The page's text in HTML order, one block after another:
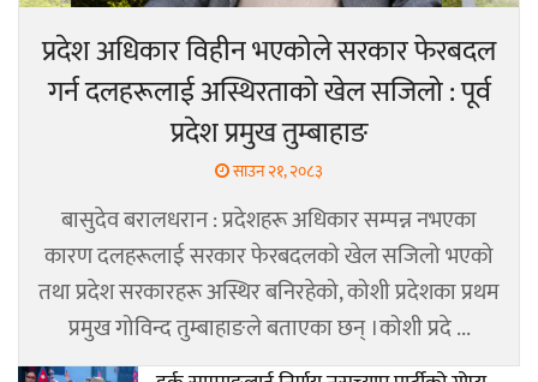
प्रदेश अधिकार विहीन भएकोले सरकार फेरबदल
गर्न दलहरूलाई अस्थिरताको खेल सजिलो : पूर्व
प्रदेश प्रमुख तुम्बाहाङ
साउन २१, २०८३
बासुदेव बरालधरान : प्रदेशहरू अधिकार सम्पन्न नभएका
कारण दलहरूलाई सरकार फेरबदलको खेल सजिलो भएको
तथा प्रदेश सरकारहरू अस्थिर बनिरहेको, कोशी प्रदेशका प्रथम
प्रमुख गोविन्द तुम्बाहाङले बताएका छन् ।कोशी प्रदे ...